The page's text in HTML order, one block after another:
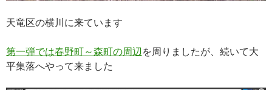
天竜区の横川に来ています
第一弾では春野町～森町の周辺 を周りましたが、続いて大
平集落へやって来ました